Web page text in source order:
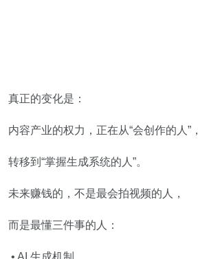
真正的变化是：
内容产业的权力，正在从“会创作的人”，
转移到“掌握生成系统的人”。
未来赚钱的，不是最会拍视频的人，
而是最懂三件事的人：